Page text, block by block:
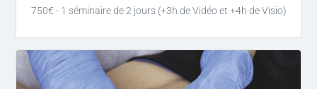
750€ - 1 séminaire de 2 jours (+3h de Vidéo et +4h de Visio)